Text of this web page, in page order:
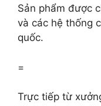
Sản phẩm được
và các hệ thống
quốc.
=
Trực tiếp từ